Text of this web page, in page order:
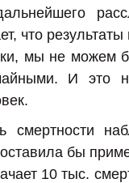
что
мы не
И это
смертности
бы
10 тыс.